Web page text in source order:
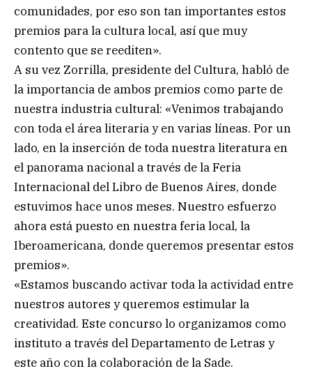
comunidades, por eso son tan importantes estos
premios para la cultura local, así que muy
contento que se reediten».
A su vez Zorrilla, presidente del Cultura, habló de
la importancia de ambos premios como parte de
nuestra industria cultural: «Venimos trabajando
con toda el área literaria y en varias líneas. Por un
lado, en la inserción de toda nuestra literatura en
el panorama nacional a través de la Feria
Internacional del Libro de Buenos Aires, donde
estuvimos hace unos meses. Nuestro esfuerzo
ahora está puesto en nuestra feria local, la
Iberoamericana, donde queremos presentar estos
premios».
«Estamos buscando activar toda la actividad entre
nuestros autores y queremos estimular la
creatividad. Este concurso lo organizamos como
instituto a través del Departamento de Letras y
este año con la colaboración de la Sade.